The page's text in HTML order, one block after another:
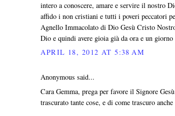
intero a conoscere, amare e servire il nostro
affido i non cristiani e tutti i poveri peccatori
Agnello Immacolato di Dio Gesù Cristo
Dio e quindi avere gioia già da ora e un
APRIL 18, 2012 AT 5:38 AM
Anonymous said...
Cara Gemma, prega per favore il Signore
trascurato tante cose, e di come trascuro